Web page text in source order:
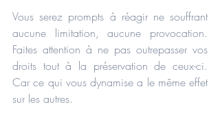
Vous serez prompts à réagir ne souffrant
aucune limitation, aucune provocation.
Faites attention à ne pas outrepasser vos
droits tout à la préservation de ceux-ci.
Car ce qui vous dynamise a le même effet
sur les autres.